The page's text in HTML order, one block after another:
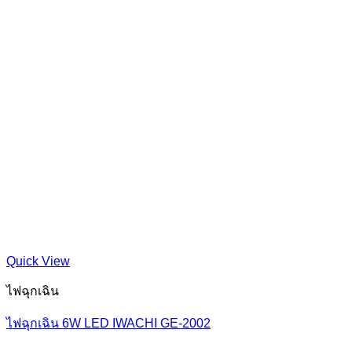
Quick View
ไฟฉุกเฉิน
ไฟฉุกเฉิน 6W LED IWACHI GE-2002